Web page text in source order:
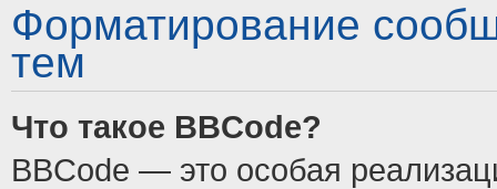
Форматирование
тем
Что такое BBCode?
BBCode — это особая